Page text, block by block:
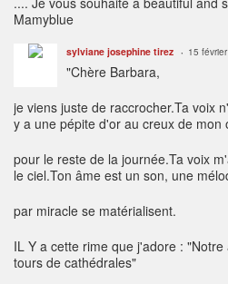
Mamyblue
sylviane josephine tirez 15
"Chère Barbara,
je viens juste de raccrocher.Ta voix
y a une pépite d'or au creux de mon
pour le reste de la journée.Ta voix
le ciel.Ton âme est un son, une
par miracle se matérialisent.
IL Y a cette rime que j'adore :
tours de cathédrales"